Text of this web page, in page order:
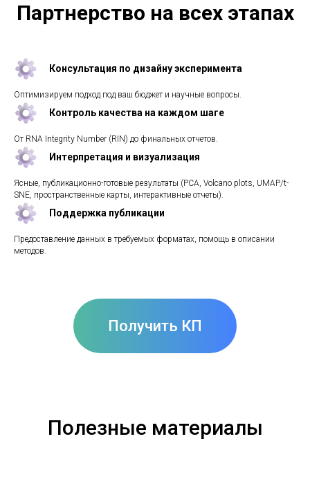
Партнерство на всех этапах
Консультация по дизайну эксперимента
Оптимизируем подход под ваш бюджет и научные вопросы.
Контроль качества на каждом шаге
От RNA Integrity Number (RIN) до финальных отчетов.
Интерпретация и визуализация
Ясные, публикационно-готовые результаты (PCA, Volcano plots, UMAP/t-
SNE, пространственные карты, интерактивные отчеты).
Поддержка публикации
Предоставление данных в требуемых форматах, помощь в описании
методов.
Получить КП
Полезные материалы